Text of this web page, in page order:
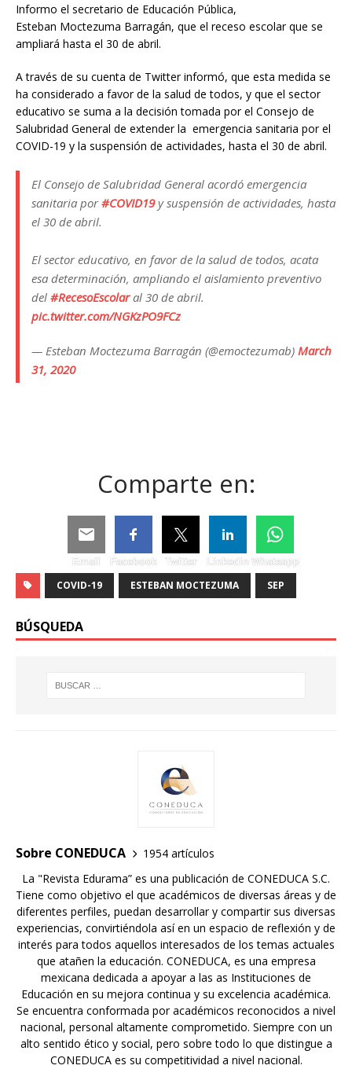
Informo el secretario de Educación Pública,
Esteban Moctezuma Barragán, que el receso escolar que se
ampliará hasta el 30 de abril.
A través de su cuenta de Twitter informó, que esta medida se
ha considerado a favor de la salud de todos, y que el sector
educativo se suma a la decisión tomada por el Consejo de
Salubridad General de extender la emergencia sanitaria por el
COVID-19 y la suspensión de actividades, hasta el 30 de abril.
El Consejo de Salubridad General acordó emergencia
sanitaria por#COVID19y suspensión de actividades, hasta
el 30 de abril.
El sector educativo, en favor de la salud de todos, acata
esa determinación, ampliando el aislamiento preventivo
del #RecesoEscolaral 30 de abril.
pic.twitter.com/NGKzPO9FCz
— Esteban Moctezuma Barragán (@emoctezumab) March
31, 2020
Comparte en:
Email Facebook Twitter Linkedin Whatsapp
COVID-19 ESTEBAN MOCTEZUMA SEP
BÚSQUEDA
Sobre CONEDUCA
1954 artículos
La "Revista Edurama” es una publicación de CONEDUCA S.C.
Tiene como objetivo el que académicos de diversas áreas y de
diferentes perfiles, puedan desarrollar y compartir sus diversas
experiencias, convirtiéndola así en un espacio de reflexión y de
interés para todos aquellos interesados de los temas actuales
que atañen la educación. CONEDUCA, es una empresa
mexicana dedicada a apoyar a las as Instituciones de
Educación en su mejora continua y su excelencia académica.
Se encuentra conformada por académicos reconocidos a nivel
nacional, personal altamente comprometido. Siempre con un
alto sentido ético y social, pero sobre todo lo que distingue a
CONEDUCA es su competitividad a nivel nacional.